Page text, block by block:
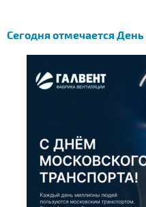
Сегодня отмечается